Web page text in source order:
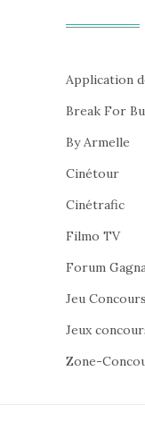
Application
Break For
By Armelle
Cinétour
Cinétrafic
Filmo TV
Forum
Jeu
Jeux
Zone-